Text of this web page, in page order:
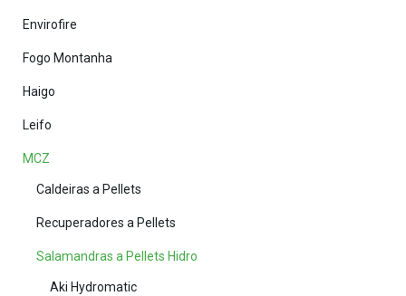
Envirofire
Fogo Montanha
Haigo
Leifo
MCZ
Caldeiras a Pellets
Recuperadores a Pellets
Salamandras a Pellets Hidro
Aki Hydromatic